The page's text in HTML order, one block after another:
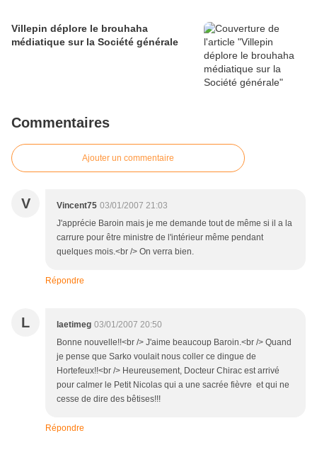
Villepin déplore le brouhaha
médiatique sur la Société générale
Commentaires
Ajouter un commentaire
V Vincent75 03/01/2007 21:03
J'apprécie Baroin mais je me demande tout de même si il a la
carrure pour être ministre de l'intérieur même pendant
quelques mois.<br /> On verra bien.
Répondre
L laetimeg 03/01/2007 20:50
Bonne nouvelle!!<br /> J'aime beaucoup Baroin.<br /> Quand
je pense que Sarko voulait nous coller ce dingue de
Hortefeux!!<br /> Heureusement, Docteur Chirac est arrivé
pour calmer le Petit Nicolas qui a une sacrée fièvre et qui ne
cesse de dire des bêtises!!!
Répondre